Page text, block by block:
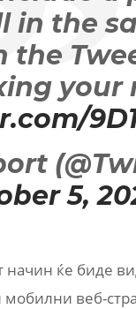
in the
the
your
5,
ќе биде
веб-